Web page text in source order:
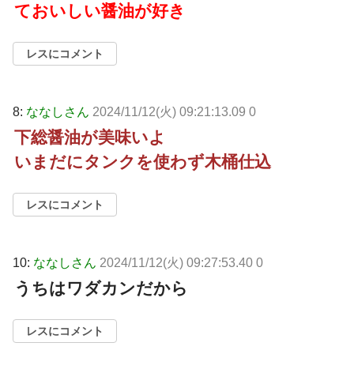
ておいしい醤油が好き
レスにコメント
8: ななしさん 2024/11/12(火) 09:21:13.09 0
下総醤油が美味いよ
いまだにタンクを使わず木桶仕込
レスにコメント
10: ななしさん 2024/11/12(火) 09:27:53.40 0
うちはワダカンだから
レスにコメント